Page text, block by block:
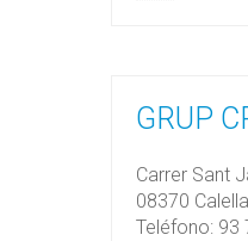
GRUP
Carrer Sant
08370
Teléfono: 93